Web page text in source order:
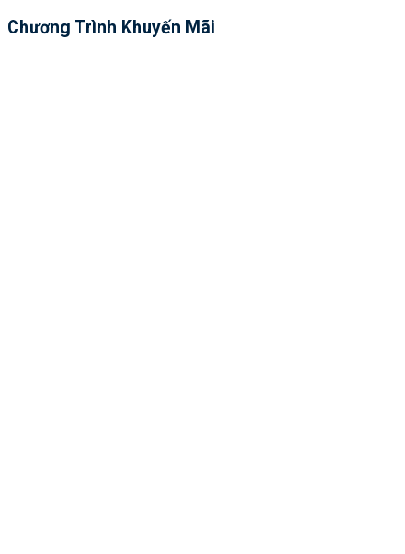
Chương Trình Khuyến Mãi